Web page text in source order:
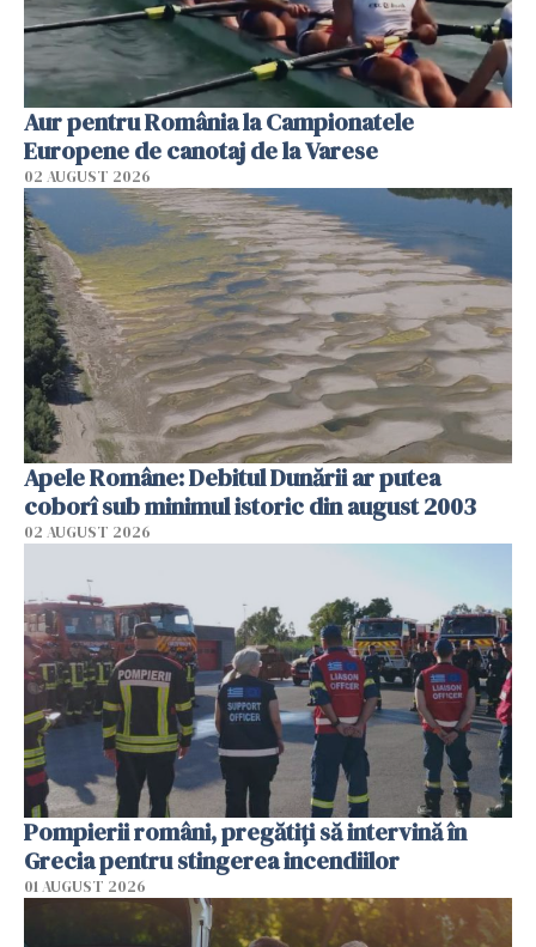
Aur pentru România la Campionatele
Europene de canotaj de la Varese
02 AUGUST 2026
Apele Române: Debitul Dunării ar putea
coborî sub minimul istoric din august 2003
02 AUGUST 2026
Pompierii români, pregătiţi să intervină în
Grecia pentru stingerea incendiilor
01 AUGUST 2026